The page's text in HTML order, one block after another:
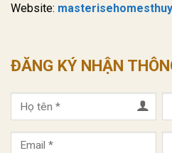
Website:
ĐĂNG KÝ NHẬN